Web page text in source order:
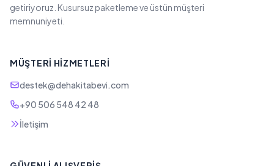
getiriyoruz. Kusursuz paketleme ve üstün müşteri
memnuniyeti.
MÜŞTERI HIZMETLERI
destek@dehakitabevi.com
+90 506 548 42 48
İletişim